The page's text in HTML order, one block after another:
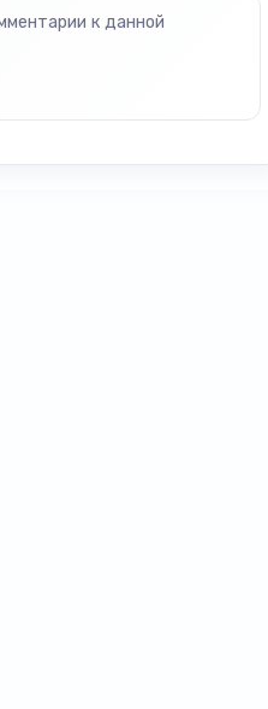
к данной